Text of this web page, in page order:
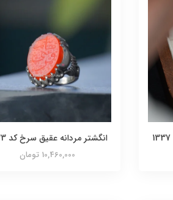
انگشتر مردانه عقیق سرخ کد 2933
10,460,000 تومان